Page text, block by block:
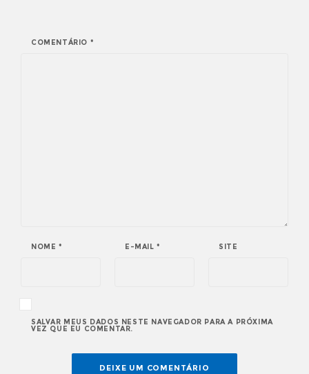
COMENTÁRIO *
NOME * E-MAIL* SITE
SALVAR MEUS DADOS NESTE NAVEGADOR PARA A PRÓXIMA
VEZ QUE EU COMENTAR.